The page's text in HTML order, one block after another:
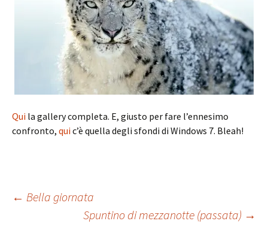
Qui la gallery completa. E, giusto per fare l’ennesimo
confronto, quic’è quella degli sfondi di Windows 7. Bleah!
Navigazione
← Bella giornata
Spuntino di mezzanotte (passata) →